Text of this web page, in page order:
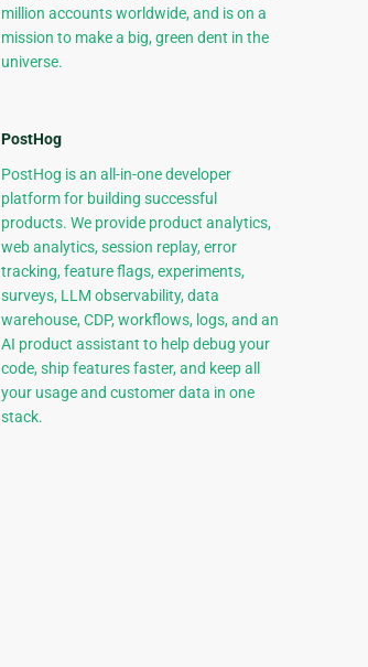
million accounts worldwide, and is on a
mission to make a big, green dent in the
universe.
PostHog
PostHog is an all-in-one developer
platform for building successful
products. We provide product analytics,
web analytics, session replay, error
tracking, feature flags, experiments,
surveys, LLM observability, data
warehouse, CDP, workflows, logs, and an
AI product assistant to help debug your
code, ship features faster, and keep all
your usage and customer data in one
stack.